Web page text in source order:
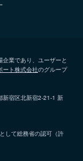
業であり、ユーザーと
ート株式会社のグループ
新宿区北新宿2-21-1 新
して総務省の認可（許